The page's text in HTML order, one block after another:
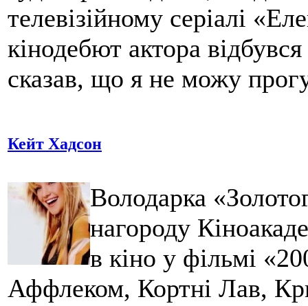
телевізійному серіалі
кінодебют актора
сказав, що я не можу
Кейт Хадсон
Володарка
нагороду
в кіно у фільмі
Аффлеком, Кортні Лав,